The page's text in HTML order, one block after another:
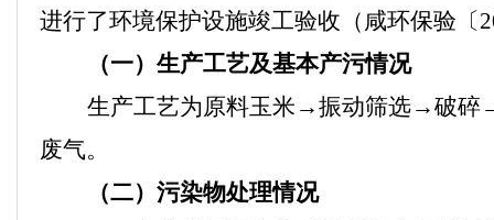
进行了环境保护设施竣工验收（咸环保验〔
（一）生产工艺及基本产污情况
生产工艺为原料玉米→振动筛选→破
废气。
（二）污染物处理情况